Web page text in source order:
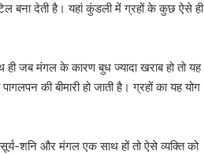
बना देती है। यहां कुंडली में ग्रहों के कुछ ऐसे ही
जब मंगल के कारण बुध ज्यादा खराब हो तो यह
की बीमारी हो जाती है। ग्रहों का यह योग
शनि और मंगल एक साथ हों तो ऐसे व्यक्ति को